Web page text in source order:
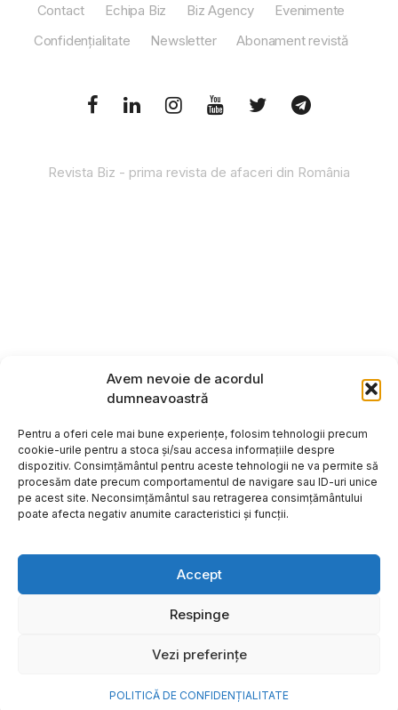
Avem nevoie de acordul
dumneavoastră
Pentru a oferi cele mai bune experiențe, folosim tehnologii precum
cookie-urile pentru a stoca și/sau accesa informațiile despre
dispozitiv. Consimțământul pentru aceste tehnologii ne va permite să
procesăm date precum comportamentul de navigare sau ID-uri unice
pe acest site. Neconsimțământul sau retragerea consimțământului
poate afecta negativ anumite caracteristici și funcții.
Accept
Respinge
Vezi preferințe
POLITICĂ DE CONFIDENȚIALITATE
Contact Echipa Biz Biz Agency
Evenimente
Confidențialitate
Newsletter Abonament revistă
Revista Biz - prima revista de afaceri din România
Copyright ©2026